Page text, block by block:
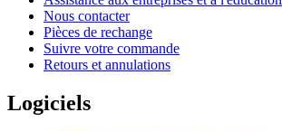
Nous contacter
Pièces de rechange
Suivre votre commande
Retours et annulations
Logiciels